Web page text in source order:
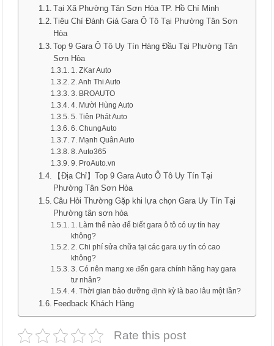
Tại Xã Phường Tân Sơn Hòa TP. Hồ Chí Minh
Tiêu Chí Đánh Giá Gara Ô Tô Tại Phường Tân Sơn
Hòa
Top 9 Gara Ô Tô Uy Tín Hàng Đầu Tại Phường Tân
Sơn Hòa
1. ZKar Auto
2. Anh Thi Auto
3. BROAUTO
4. Mười Hùng Auto
5. Tiên Phát Auto
6. ChungAuto
7. Mạnh Quân Auto
8. Auto365
9. ProAuto.vn
【Địa Chỉ】Top 9 Gara Auto Ô Tô Uy Tín Tại
Phường Tân Sơn Hòa
Câu Hỏi Thường Gặp khi lựa chọn Gara Uy Tín Tại
Phường tân sơn hòa
1. Làm thế nào để biết gara ô tô có uy tín hay
không?
2. Chi phí sửa chữa tại các gara uy tín có cao
không?
3. Có nên mang xe đến gara chính hãng hay gara
tư nhân?
4. Thời gian bảo dưỡng định kỳ là bao lâu một lần?
Feedback Khách Hàng
Rate this post